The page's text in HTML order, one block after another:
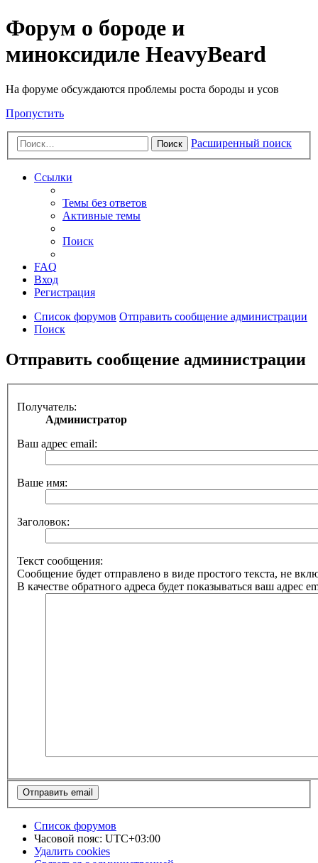
Форум о бороде и
миноксидиле HeavyBeard
На форуме обсуждаются проблемы роста бороды и усов
Пропустить
Поиск Расширенный поиск
Ссылки
Темы без ответов
Активные темы
Поиск
FAQ
Вход
Регистрация
Список форумов Отправить сообщение администрации
Поиск
Отправить сообщение администрации
Получатель:
Администратор
Ваш адрес email:
Ваше имя:
Заголовок:
Текст сообщения:
Сообщение будет отправлено в виде простого текста, не
В качестве обратного адреса будет показываться ваш адрес
Список форумов
Часовой пояс: UTC+03:00
Удалить cookies